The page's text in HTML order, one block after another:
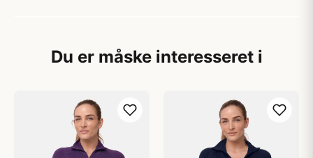
Du er måske interesseret i